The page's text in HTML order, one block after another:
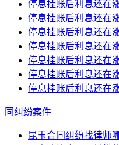
停息挂账后利息还在
停息挂账后利息还在
停息挂账后利息还在
停息挂账后利息还在
停息挂账后利息还在
停息挂账后利息还在
停息挂账后利息还在
同纠纷案件
昆玉合同纠纷找律师